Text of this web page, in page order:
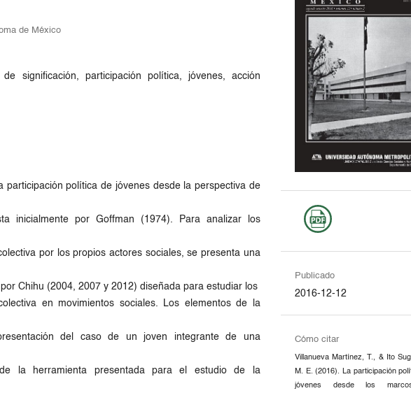
de México
de significación, participación política, jóvenes, acción
participación política de jóvenes desde la perspectiva de
inicialmente por Goffman (1974). Para analizar los
por los propios actores sociales, se presenta una
Chihu (2004, 2007 y 2012) diseñada para estudiar los
en movimientos sociales. Los elementos de la
del caso de un joven integrante de una
la herramienta presentada para el estudio de la
Publicado
2016-12-12
Cómo citar
Villanueva Martínez, T., & Ito
M. E. (2016). La participación
jóvenes desde los